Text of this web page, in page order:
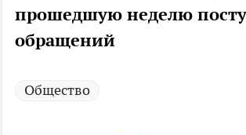
прошедшую неделю
обращений
Общество